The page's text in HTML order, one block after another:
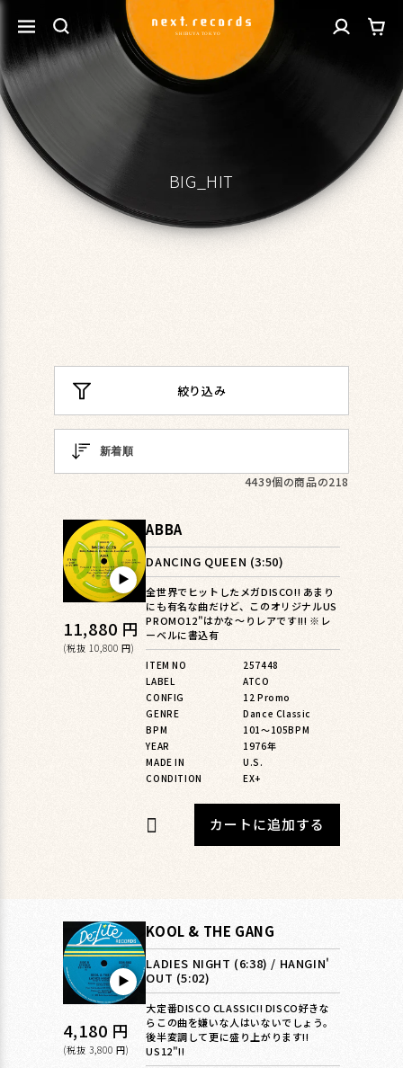
ンツに
進む
BIG_HIT
グ
イ
ー
絞り込み
4439個の商品の218
▶︎
通
常
11,880 円
(税抜 10,800 円)
ABBA
DANCING QUEEN (3:50)
全世界でヒットしたメガDISCO!! あまり
にも有名な曲だけど、このオリジナルUS
PROMO12"はかな〜りレアです!!! ※レ
ーベルに書込有
ITEM NO
257448
LABEL
ATCO
CONFIG
12 Promo
GENRE
Dance Classic
BPM
101〜105BPM
YEAR
1976年
MADE IN
U.S.
CONDITION
EX+
カートに追加する
▶︎
通
常
4,180 円
(税抜 3,800 円)
KOOL & THE GANG
LADIES NIGHT (6:38) / HANGIN'
OUT (5:02)
大定番DISCO CLASSIC!! DISCO好きな
らこの曲を嫌いな人はいないでしょう。
後半変調して更に盛り上がります!!
US12"!!